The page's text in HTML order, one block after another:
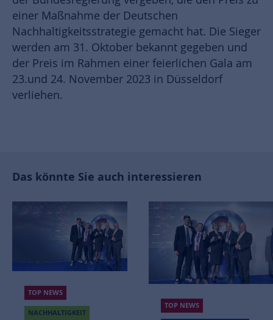
einer Maßnahme der Deutschen
Nachhaltigkeitsstrategie gemacht hat. Die Sieger
werden am 31. Oktober bekannt gegeben und
der Preis im Rahmen einer feierlichen Gala am
23.und 24. November 2023 in Düsseldorf
verliehen.
Das könnte Sie auch interessieren
TOP NEWS
NACHHALTIGKEIT
TOP NEWS